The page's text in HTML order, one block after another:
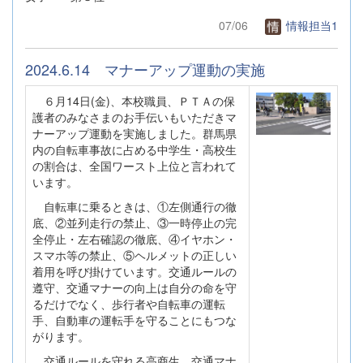
07/06
情報担当1
2024.6.14 マナーアップ運動の実施
６月14日(金)、本校職員、ＰＴＡの保
護者のみなさまのお手伝いもいただきマ
ナーアップ運動を実施しました。群馬県
内の自転車事故に占める中学生・高校生
の割合は、全国ワースト上位と言われて
います。
自転車に乗るときは、①左側通行の徹
底、②並列走行の禁止、③一時停止の完
全停止・左右確認の徹底、④イヤホン・
スマホ等の禁止、⑤ヘルメットの正しい
着用を呼び掛けています。交通ルールの
遵守、交通マナーの向上は自分の命を守
るだけでなく、歩行者や自転車の運転
手、自動車の運転手を守ることにもつな
がります。